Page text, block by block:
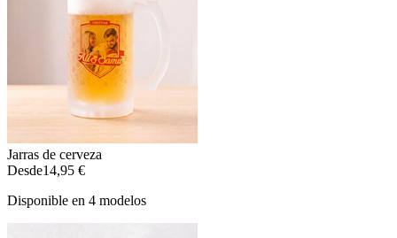
Jarras de cerveza
Desde14,95 €
Disponible en 4 modelos